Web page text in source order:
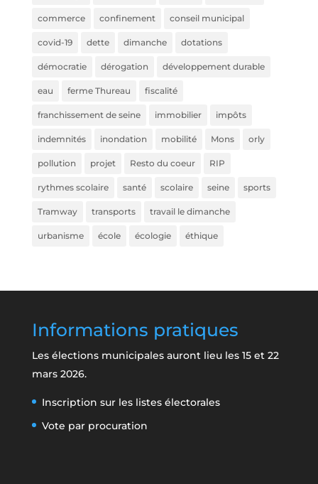
commerce confinement conseil municipal
covid-19 dette dimanche dotations
démocratie dérogation développement durable
eau ferme Thureau fiscalité
franchissement de seine immobilier impôts
indemnités inondation mobilité Mons orly
pollution projet Resto du coeur RIP
rythmes scolaire santé scolaire seine sports
Tramway transports travail le dimanche
urbanisme école écologie éthique
Informations pratiques
Les élections municipales auront lieu les 15 et 22
mars 2026.
Inscription sur les listes électorales
Vote par procuration